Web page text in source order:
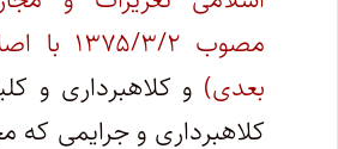
مصوب
بعدی) و کلاهبرداری و
کلاهبرداری و جرایمی که